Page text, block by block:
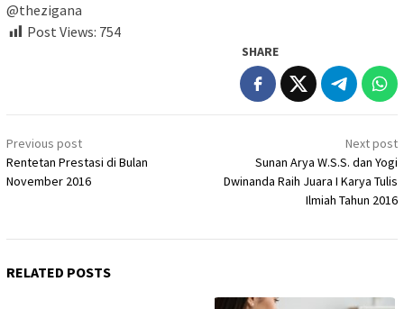
@thezigana
Post Views: 754
SHARE
Post
navigation
Previous post
Rentetan Prestasi di Bulan
November 2016
Next post
Sunan Arya W.S.S. dan Yogi
Dwinanda Raih Juara I Karya Tulis
Ilmiah Tahun 2016
RELATED POSTS